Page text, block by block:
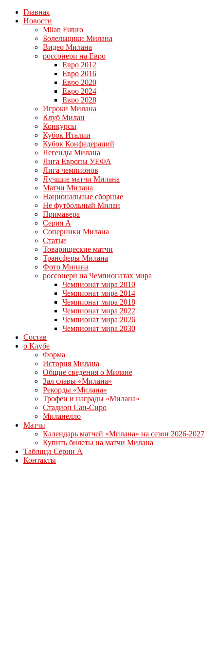
Главная
Новости
Milan Futuro
Болельщики Милана
Видео Милана
россонери на Евро
Евро 2012
Евро 2016
Евро 2020
Евро 2024
Евро 2028
Игроки Милана
Клуб Милан
Конкурсы
Кубок Италии
Кубок Конфедераций
Легенды Милана
Лига Европы УЕФА
Лига чемпионов
Лучшие матчи Милана
Матчи Милана
Национальные сборные
Не футбольный Милан
Примавера
Серия А
Соперники Милана
Статьи
Товарищеские матчи
Трансферы Милана
Фото Милана
россонери на Чемпионатах мира
Чемпионат мира 2010
Чемпионат мира 2014
Чемпионат мира 2018
Чемпионат мира 2022
Чемпионат мира 2026
Чемпионат мира 2030
Состав
о Клубе
Форма
История Милана
Общие сведения о Милане
Зал славы «Милана»
Рекорды «Милана»
Трофеи и награды «Милана»
Стадион Сан-Сиро
Миланелло
Матчи
Календарь матчей «Милана» на сезон 2026-2027
Купить билеты на матчи Милана
Таблица Серии А
Контакты